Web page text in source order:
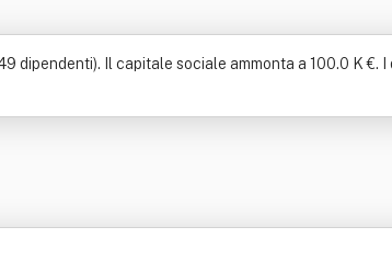
dipendenti). Il capitale sociale ammonta a 100.0 K €.